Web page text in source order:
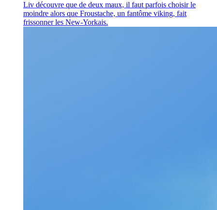
Liv découvre que de deux maux, il faut parfois choisir le
moindre alors que Froustache, un fantôme viking, fait
frissonner les New-Yorkais.